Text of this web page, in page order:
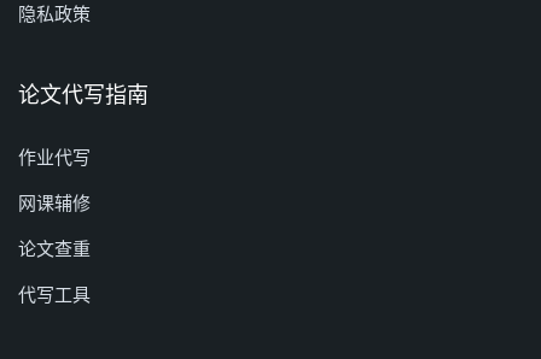
隐私政策
论文代写指南
作业代写
网课辅修
论文查重
代写工具